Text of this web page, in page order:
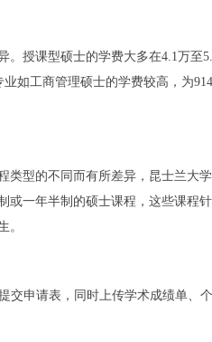
。授课型硕士的学费大多在4.1万至
业如工商管理硕士的学费较高，为
类型的不同而有所差异，昆士兰大
或一年半制的硕士课程，这些课程
。
交申请表，同时上传学术成绩单、